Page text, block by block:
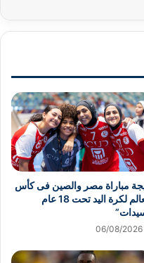
مباراة مصر والصين فى كأس
العالم لكرة اليد تحت 18 عام
06/08/2026